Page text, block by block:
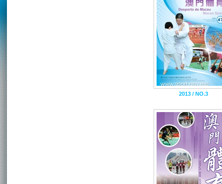
2013 / NO.3